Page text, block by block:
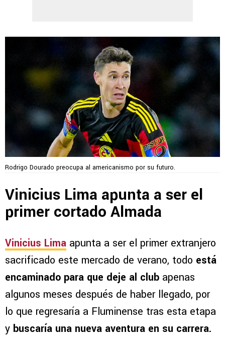
Rodrigo Dourado preocupa al americanismo por su futuro.
Vinicius Lima apunta a ser el
primer cortado Almada
Vinicius Lima apunta a ser el primer extranjero
sacrificado este mercado de verano, todo está
encaminado para que deje al club apenas
algunos meses después de haber llegado, por
lo que regresaría a Fluminense tras esta etapa
y buscaría una nueva aventura en su carrera.